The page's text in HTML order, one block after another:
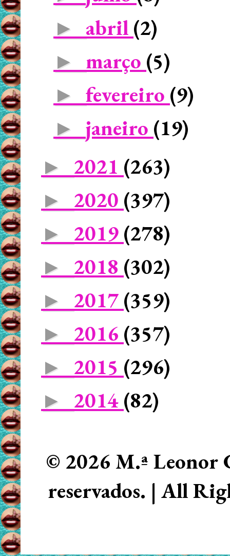
► abril (2)
► março (5)
► fevereiro (9)
► janeiro (19)
► 2021 (263)
► 2020 (397)
► 2019 (278)
► 2018 (302)
► 2017 (359)
► 2016 (357)
► 2015 (296)
► 2014 (82)
© 2026 M.ª Leonor
reservados. | All